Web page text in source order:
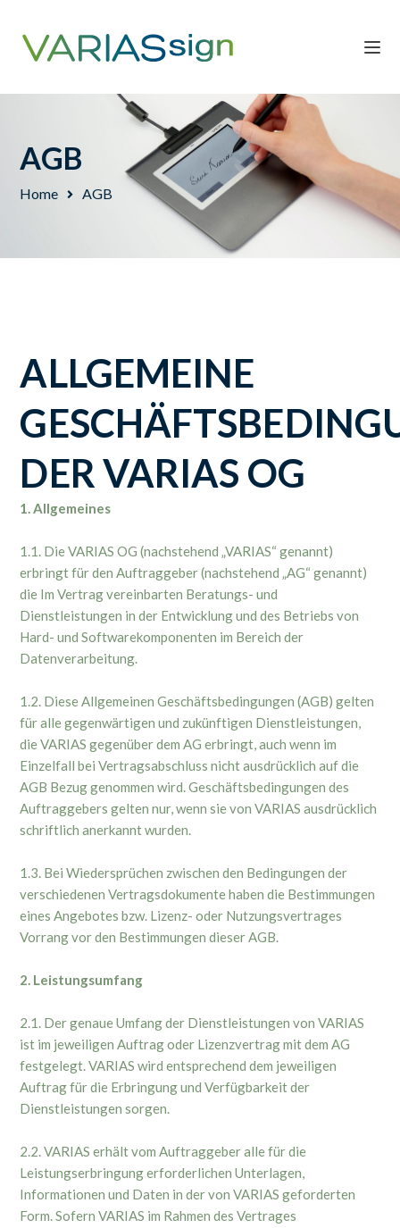
AGB
Home AGB
ALLGEMEINE
DER VARIAS OG
1. Allgemeines
1.1. Die VARIAS OG (nachstehend „VARIAS“ genannt)
erbringt für den Auftraggeber (nachstehend „AG“ genannt)
die Im Vertrag vereinbarten Beratungs- und
Dienstleistungen in der Entwicklung und des Betriebs von
Hard- und Softwarekomponenten im Bereich der
Datenverarbeitung.
1.2. Diese Allgemeinen Geschäftsbedingungen (AGB) gelten
für alle gegenwärtigen und zukünftigen Dienstleistungen,
die VARIAS gegenüber dem AG erbringt, auch wenn im
Einzelfall bei Vertragsabschluss nicht ausdrücklich auf die
AGB Bezug genommen wird. Geschäftsbedingungen des
Auftraggebers gelten nur, wenn sie von VARIAS ausdrücklich
schriftlich anerkannt wurden.
1.3. Bei Wiedersprüchen zwischen den Bedingungen der
verschiedenen Vertragsdokumente haben die Bestimmungen
eines Angebotes bzw. Lizenz- oder Nutzungsvertrages
Vorrang vor den Bestimmungen dieser AGB.
2. Leistungsumfang
2.1. Der genaue Umfang der Dienstleistungen von VARIAS
ist im jeweiligen Auftrag oder Lizenzvertrag mit dem AG
festgelegt. VARIAS wird entsprechend dem jeweiligen
Auftrag für die Erbringung und Verfügbarkeit der
Dienstleistungen sorgen.
2.2. VARIAS erhält vom Auftraggeber alle für die
Leistungserbringung erforderlichen Unterlagen,
Informationen und Daten in der von VARIAS geforderten
Form. Sofern VARIAS im Rahmen des Vertrages